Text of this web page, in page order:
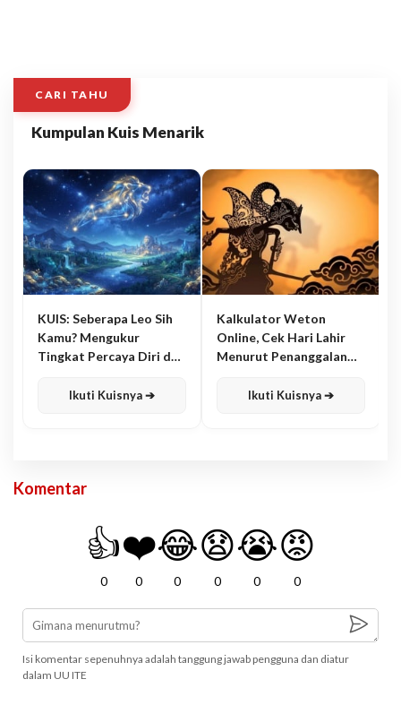
CARI TAHU
Kumpulan Kuis Menarik
KUIS: Seberapa Leo Sih
Kamu? Mengukur
Tingkat Percaya Diri dan
Ikuti Kuisnya ➔
Kalkulator Weton
Online, Cek Hari Lahir
Menurut Penanggalan
Ikuti Kuisnya ➔
Komentar
👍
0
❤️
0
😂
0
😧
0
😭
0
😡
0
Isi komentar sepenuhnya adalah tanggung jawab pengguna dan diatur
dalam UU ITE